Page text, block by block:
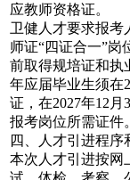
应教师资格证。
卫健人才要求报考
师证“四证合一”岗
前取得规培证和执
年应届毕业生须在
证，在2027年12
报考岗位所需证件
四、人才引进程序
本次人才引进按网